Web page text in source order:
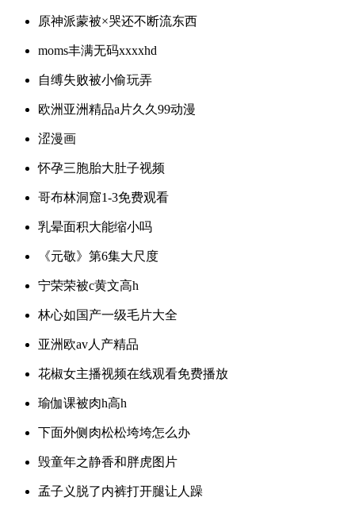
原神派蒙被×哭还不断流东西
moms丰满无码xxxxhd
自缚失败被小偷玩弄
欧洲亚洲精品a片久久99动漫
涩漫画
怀孕三胞胎大肚子视频
哥布林洞窟1-3免费观看
乳晕面积大能缩小吗
《元敬》第6集大尺度
宁荣荣被c黄文高h
林心如国产一级毛片大全
亚洲欧av人产精品
花椒女主播视频在线观看免费播放
瑜伽课被肉h高h
下面外侧肉松松垮垮怎么办
毁童年之静香和胖虎图片
孟子义脱了内裤打开腿让人躁